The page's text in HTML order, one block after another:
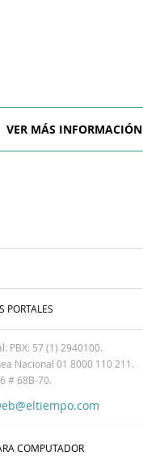
VER MÁS INFORMACIÓN
PORTALES
PBX: 57 (1) 2940100.
Nacional 01 8000 110 211.
# 68B-70.
COMPUTADOR